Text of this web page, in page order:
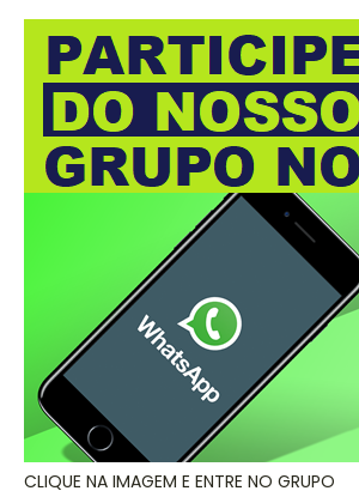
CLIQUE NA IMAGEM E ENTRE NO GRUPO